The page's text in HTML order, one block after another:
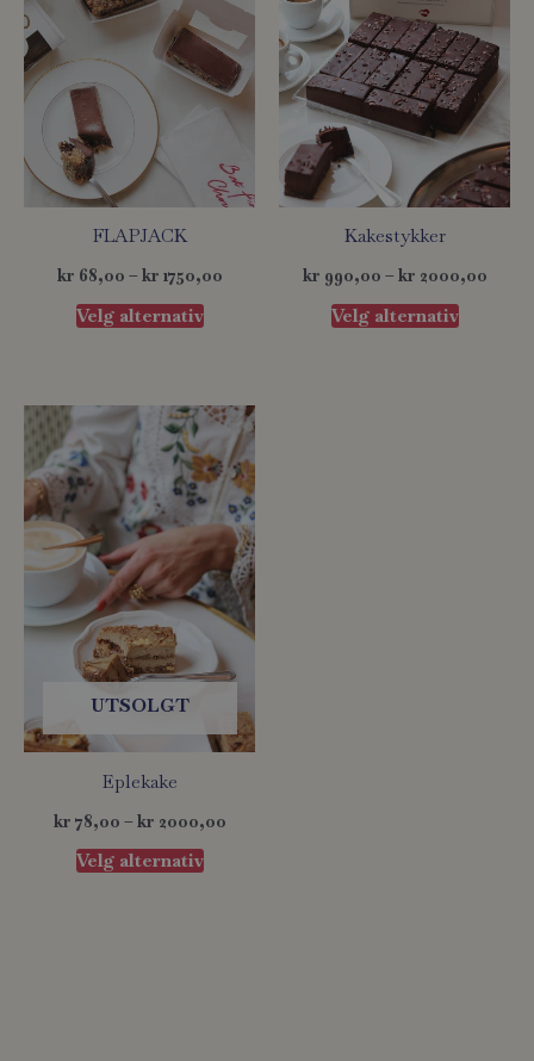
FLAPJACK
kr 68,00 – kr 1750,00
Velg alternativ
Alternativene
kan
velges
på
produktsiden
Kakestykker
kr 990,00 – kr 2000,00
Velg alternativ
kan
velges
på
UTSOLGT
Eplekake
kr 78,00 – kr 2000,00
Prisområde:
kr 78,00
til
kr 2000,00
Velg alternativ
Dette
produktet
har
flere
varianter.
Alternativene
kan
velges
på
produktsiden